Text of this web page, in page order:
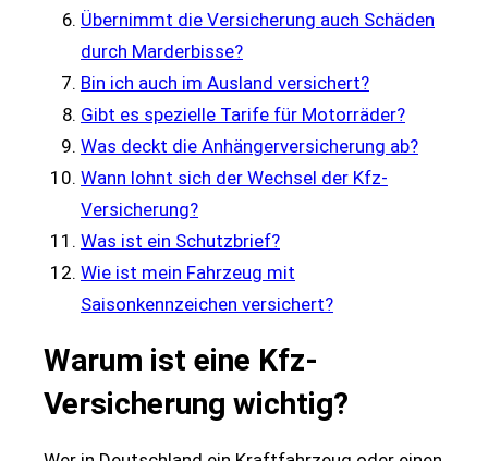
Übernimmt die Versicherung auch Schäden
durch Marderbisse?
Bin ich auch im Ausland versichert?
Gibt es spezielle Tarife für Motorräder?
Was deckt die Anhängerversicherung ab?
Wann lohnt sich der Wechsel der Kfz-
Versicherung?
Was ist ein Schutzbrief?
Wie ist mein Fahrzeug mit
Saisonkennzeichen versichert?
Warum ist eine Kfz-
Versicherung wichtig?